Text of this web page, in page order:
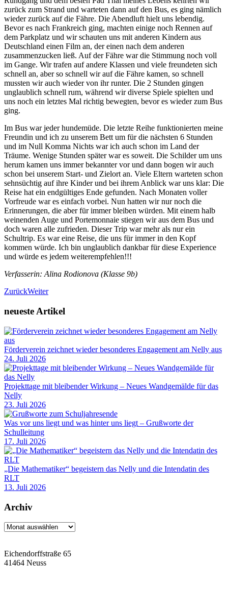
zurück zum Strand und warteten dann auf den Bus, es ging nämlich
wieder zurück auf die Fähre. Die Abendluft hielt uns lebendig.
Bevor es nach Frankreich ging, machten einige noch Rennen auf
dem Parkplatz und wir schauten uns mit anderen Kindern aus
Deutschland einen Film an, der einen nach dem anderen
zusammenzucken ließ. Auf der Fähre war die Stimmung noch voll
im Gange. Wir trafen auf andere Klassen und viele freundeten sich
schnell an, aber so schnell wir auf die Fähre kamen, so schnell
mussten wir auch wieder von ihr runter. Die 2 Stunden gingen
unglaublich schnell rum, während wir diverse Spiele spielten und
uns noch ein letztes Mal richtig bewegten, bevor es wieder zum Bus
ging.
Im Bus war jeder hundemüde. Die letzte Reihe funktionierten meine
Freundin und ich zu unserem Bett um für die nächsten 6 Stunden
und im Null Komma Nichts war ich auch schon im Land der
Träume. Wenige Stunden später war es soweit. Die Schilder um uns
herum kamen uns immer bekannter vor und dann bogen wir auch
schon bei unserem Start- und Zielort an. Viele Eltern warteten schon
sehnsüchtig auf ihre Kinder und bei ihrem Anblick war uns klar: Die
Reise hat ein endgültiges Ende gefunden. Nach Monaten voller
Vorfreude war es einfach vorbei. Nun hatten wir nur noch die
Erinnerungen, die aber für immer bleiben würden. Mit einem halb
weinenden Auge und Portemonnaie stiegen wir aus dem Bus und
doch waren alle zufrieden. Dieser Trip war mehr als nur ein
Schultrip. Es war eine Reise, die uns für immer in den Kopf
kommen würde. Ich bin unglaublich dankbar für diese Experience
und würde es jedem weiterempfehlen!!!
Verfasserin: Alina Rodionova (Klasse 9b)
ZurückWeiter
neueste Artikel
Förderverein zeichnet wieder besonderes Engagement am Nelly aus
24. Juli 2026
Projekttage mit bleibender Wirkung – Neues Wandgemälde für das
Nelly
23. Juli 2026
Was vor uns liegt und was hinter uns liegt – Grußworte der
Schulleitung
17. Juli 2026
„Die Mathematiker“ begeistern das Nelly und die Intendatin des
RLT
13. Juli 2026
Archiv
Archiv
Eichendorffstraße 65
41464 Neuss